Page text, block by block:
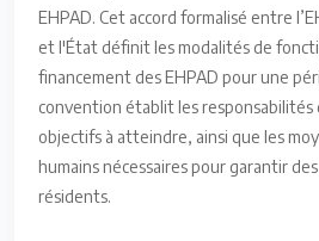
EHPAD. Cet accord formalisé entre
et l'État définit les modalités de
financement des EHPAD pour une
convention établit les responsabilités
objectifs à atteindre, ainsi que les
humains nécessaires pour garantir
résidents.